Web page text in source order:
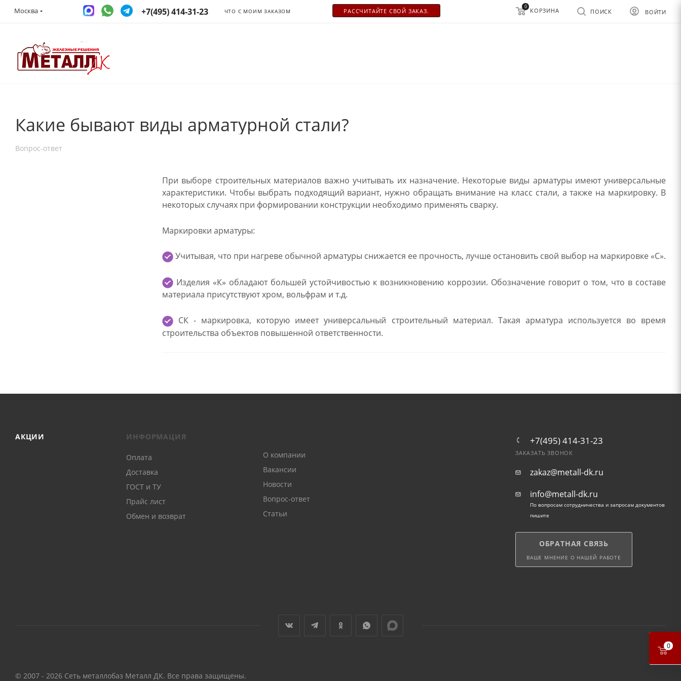
Москва +7(495) 414-31-23 ЧТО С МОИМ ЗАКАЗОМ РАСCЧИТАЙТЕ СВОЙ ЗАКАЗ. ВОЙТИ
ПОИСК
0
КОРЗИНА
Какие бывают виды арматурной стали?
Вопрос-ответ
При выборе строительных материалов важно учитывать их назначение. Некоторые виды арматуры имеют универсальные
характеристики. Чтобы выбрать подходящий вариант, нужно обращать внимание на класс стали, а также на маркировку. В
некоторых случаях при формировании конструкции необходимо применять сварку.
Маркировки арматуры:
Учитывая, что при нагреве обычной арматуры снижается ее прочность, лучше остановить свой выбор на маркировке «С».
Изделия «К» обладают большей устойчивостью к возникновению коррозии. Обозначение говорит о том, что в составе
материала присутствуют хром, вольфрам и т.д.
СК - маркировка, которую имеет универсальный строительный материал. Такая арматура используется во время
строительства объектов повышенной ответственности.
АКЦИИ ИНФОРМАЦИЯ
Оплата
Доставка
ГОСТ и ТУ
Прайс лист
Обмен и возврат
О компании
Вакансии
Новости
Вопрос-ответ
Статьи
+7(495) 414-31-23
ЗАКАЗАТЬ ЗВОНОК
zakaz@metall-dk.ru
info@metall-dk.ru
По вопросам сотрудничества и запросам документов
пишите
ОБРАТНАЯ СВЯЗЬ
ВАШЕ МНЕНИЕ О НАШЕЙ РАБОТЕ
© 2007 - 2026 Сеть металлобаз Металл ДК. Все права защищены.
0